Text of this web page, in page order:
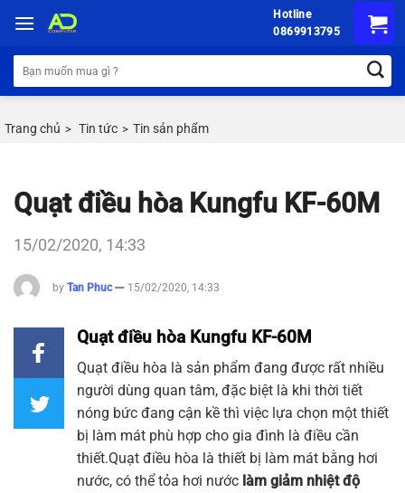
đến
nội
dung
Hotline
0869913795
Tìm
kiếm:
Trang chủ > Tin tức > Tin sản phẩm
Quạt điều hòa Kungfu KF-60M
15/02/2020, 14:33
by Tan Phuc 15/02/2020, 14:33
Quạt điều hòa Kungfu KF-60M
Quạt điều hòa là sản phẩm đang được rất nhiều
người dùng quan tâm, đặc biệt là khi thời tiết
nóng bức đang cận kề thì việc lựa chọn một thiết
bị làm mát phù hợp cho gia đình là điều cần
thiết.Quạt điều hòa là thiết bị làm mát bằng hơi
nước, có thể tỏa hơi nước làm giảm nhiệt độ